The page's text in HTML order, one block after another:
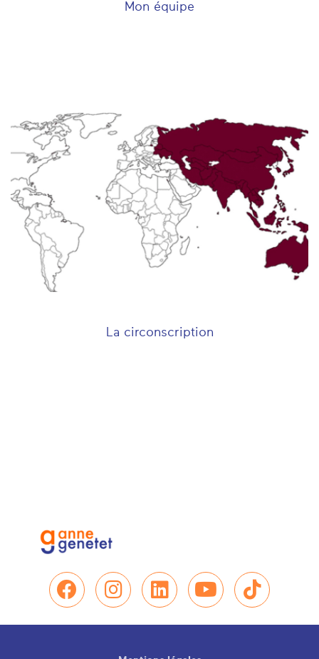
Mon équipe
La circonscription
Nous retrouver sur
Nous retrouver sur
Nous retrouver
NousNous